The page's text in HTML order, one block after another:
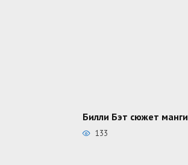
Билли Бэт сюжет манги
133